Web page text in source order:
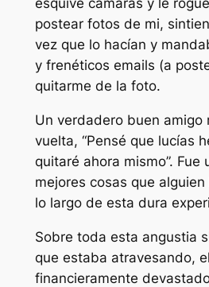
esquivé cámaras y le
postear fotos de mi,
vez que lo hacían y
y frenéticos emails (a
quitarme de la foto.
Un verdadero buen amigo
vuelta, “Pensé que lucías
quitaré ahora mismo”. Fue
mejores cosas que
lo largo de esta dura
Sobre toda esta angustia
que estaba atravesando,
financieramente